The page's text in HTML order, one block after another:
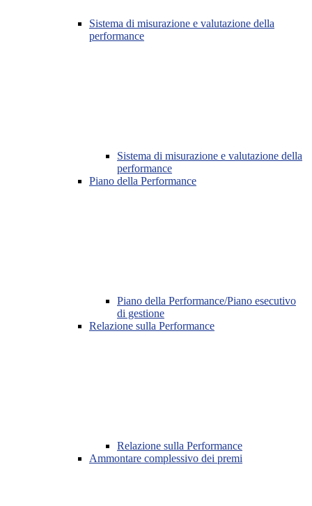
Sistema di misurazione e valutazione della
performance
Sistema di misurazione e valutazione della
performance
Piano della Performance
Piano della Performance/Piano esecutivo
di gestione
Relazione sulla Performance
Relazione sulla Performance
Ammontare complessivo dei premi